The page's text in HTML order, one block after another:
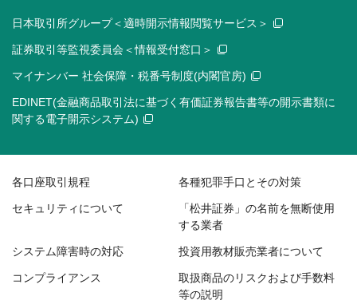
日本取引所グループ＜適時開示情報閲覧サービス＞
証券取引等監視委員会＜情報受付窓口＞
マイナンバー 社会保障・税番号制度(内閣官房)
EDINET(金融商品取引法に基づく有価証券報告書等の開示書類に
関する電子開示システム)
各口座取引規程 各種犯罪手口とその対策
セキュリティについて
「松井証券」の名前を無断使用
する業者
システム障害時の対応 投資用教材販売業者について
コンプライアンス
取扱商品のリスクおよび手数料
等の説明